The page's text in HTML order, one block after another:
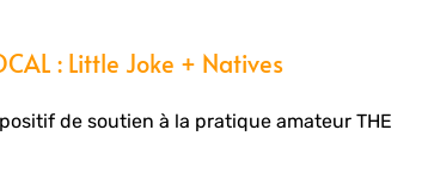
: Little Joke + Natives
de soutien à la pratique amateur THE